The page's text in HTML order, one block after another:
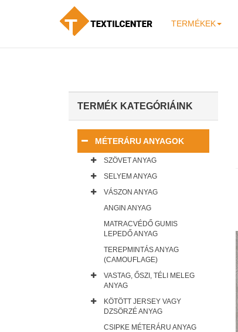
TERMÉKEK
TERMÉK KATEGÓRIÁINK
MÉTERÁRU ANYAGOK
SZÖVET ANYAG
SELYEM ANYAG
VÁSZON ANYAG
ANGIN ANYAG
MATRACVÉDŐ GUMIS
LEPEDŐ ANYAG
TEREPMINTÁS ANYAG
(CAMOUFLAGE)
VASTAG, ŐSZI, TÉLI MELEG
ANYAG
KÖTÖTT JERSEY VAGY
DZSÖRZÉ ANYAG
CSIPKE MÉTERÁRU ANYAG